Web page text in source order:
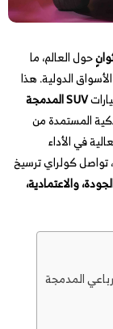
حول العالم، ما
الدولية. هذا
SUV المدمجة
المستمدة من
في الأداء
تواصل كولراي ترسيخ
والاعتمادية،
المدمجة